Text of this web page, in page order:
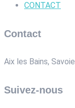
CONTACT
Contact
Aix les Bains, Savoie
Suivez-nous